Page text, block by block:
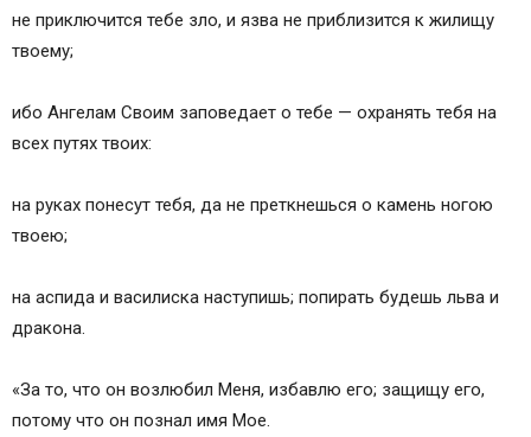
не приключится тебе зло, и язва не приблизится к жилищу
твоему;
ибо Ангелам Своим заповедает о тебе — охранять тебя на
всех путях твоих:
на руках понесут тебя, да не преткнешься о камень ногою
твоею;
на аспида и василиска наступишь; попирать будешь льва и
дракона.
«За то, что он возлюбил Меня, избавлю его; защищу его,
потому что он познал имя Мое.